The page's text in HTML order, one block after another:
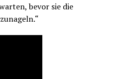
bevor sie die